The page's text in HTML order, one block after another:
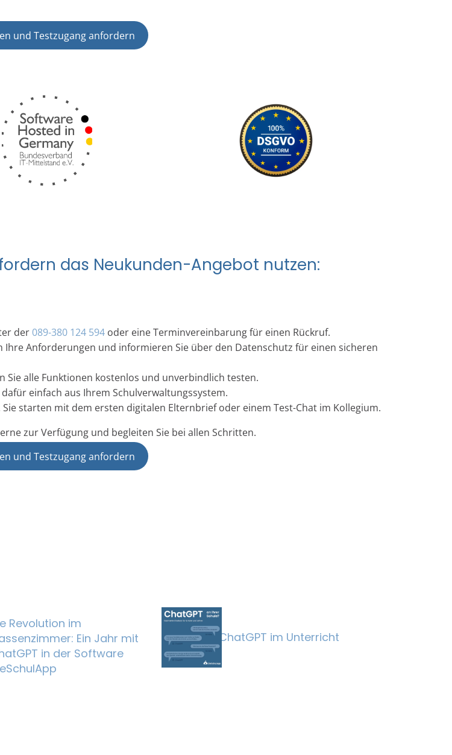
und Testzugang anfordern
das Neukunden-Angebot nutzen:
der 089-380 124 594 oder eine Terminvereinbarung für einen Rückruf.
Ihre Anforderungen und informieren Sie über den Datenschutz für einen sicheren
Sie alle Funktionen kostenlos und unverbindlich testen.
einfach aus Ihrem Schulverwaltungssystem.
starten mit dem ersten digitalen Elternbrief oder einem Test-Chat im Kollegium.
zur Verfügung und begleiten Sie bei allen Schritten.
und Testzugang anfordern
Revolution im
Ein Jahr mit
in der Software
ChatGPT im Unterricht